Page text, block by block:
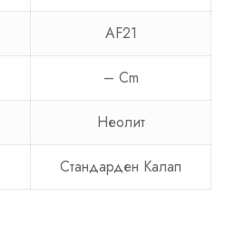
AF21
– Cm
Неолит
Стандарден Калап